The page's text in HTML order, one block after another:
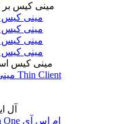
مینی کیس بر
مینی کیس
مینی کیس
مینی کیس
مینی کیس
مینی کیس
مینی کیس استوک Thin Client
آل
کامپیوتر All In One ام اس آی